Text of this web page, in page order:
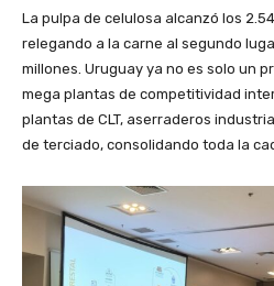
La pulpa de celulosa alcanzó los
relegando a la carne al segundo
millones. Uruguay ya no es solo un
mega plantas de competitividad
plantas de CLT, aserraderos
de terciado, consolidando toda la